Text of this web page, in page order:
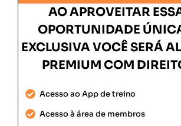
AO APROVEITAR
OPORTUNIDADE
EXCLUSIVA VOCÊ SERÁ
PREMIUM COM
Acesso ao App de treino
Acesso à área de membros